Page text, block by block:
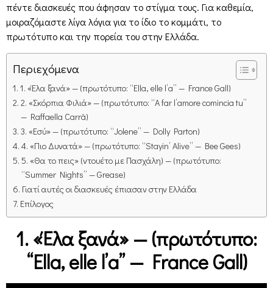
πέντε διασκευές που άφησαν το στίγμα τους. Για καθεμία,
μοιραζόμαστε λίγα λόγια για το ίδιο το κομμάτι, το
πρωτότυπο και την πορεία του στην Ελλάδα.
Περιεχόμενα
1. «Έλα ξανά» — (πρωτότυπο: “Ella, elle l’a” — France Gall)
2. «Σκόρπια Φιλιά» — (πρωτότυπο: “A far l’amore comincia tu”
— Raffaella Carrà)
3. «Εσύ» — (πρωτότυπο: “Jolene” — Dolly Parton)
4. «Πιο Δυνατά» — (πρωτότυπο: “Stayin’ Alive” — Bee Gees)
5. «Θα το πεις» (ντουέτο με Πασχάλη) — (πρωτότυπο:
“Summer Nights” — Grease)
Γιατί αυτές οι διασκευές έπιασαν στην Ελλάδα
Επίλογος
1. «Έλα ξανά» — (πρωτότυπο:
“Ella, elle l’a” — France Gall)